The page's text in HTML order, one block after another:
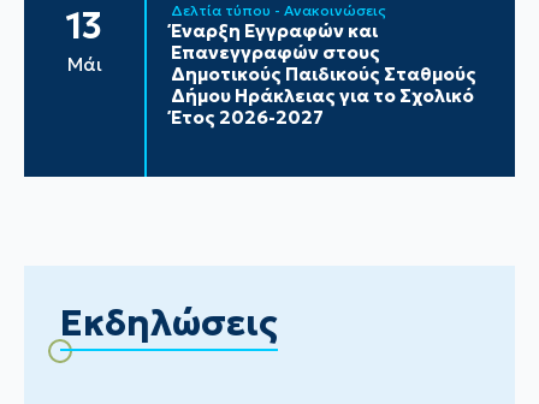
13
Μάι
Δελτία τύπου - Ανακοινώσεις
Έναρξη Εγγραφών και
Επανεγγραφών στους
Δημοτικούς Παιδικούς Σταθμούς
Δήμου Ηράκλειας για το Σχολικό
Έτος 2026-2027
Εκδηλώσεις